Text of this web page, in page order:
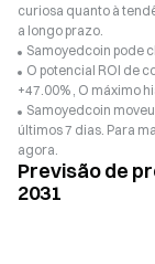
curiosa quanto à
a longo prazo.
Samoyedcoin pode
O potencial ROI de
+47.00% , O máximo
Samoyedcoin
últimos 7 dias. Para
agora.
Previsão de
2031